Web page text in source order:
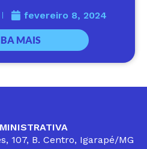
fevereiro 8, 2024
MAIS
107, B. Centro, Igarapé/MG